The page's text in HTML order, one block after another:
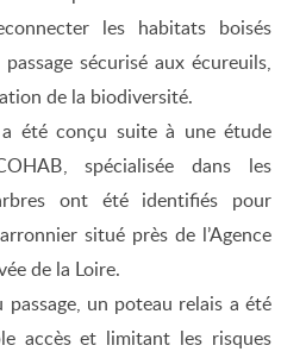
les habitats boisés
sécurisé aux écureuils,
de la biodiversité.
a été conçu suite à une étude
spécialisée dans les
ont été identifiés pour
situé près de l’Agence
de la Loire.
un poteau relais a été
accès et limitant les risques